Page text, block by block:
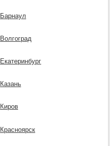
Барнаул
Волгоград
Екатеринбург
Казань
Киров
Красноярск